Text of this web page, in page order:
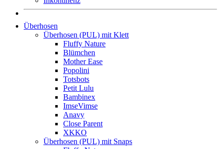
Überhosen
Überhosen (PUL) mit Klett
Fluffy Nature
Blümchen
Mother Ease
Popolini
Totsbots
Petit Lulu
Bambinex
ImseVimse
Anavy
Close Parent
XKKO
Überhosen (PUL) mit Snaps